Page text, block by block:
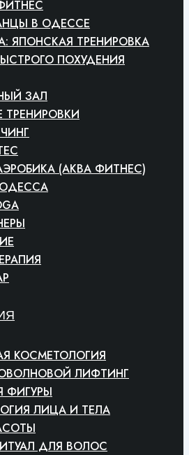
В ОДЕССЕ
ЯПОНСКАЯ ТРЕНИРОВКА
ПОХУДЕНИЯ
ЗАЛ
ТРЕНИРОВКИ
(АКВА ФИТНЕС)
КОСМЕТОЛОГИЯ
ЛИФТИНГ
ФИГУРЫ
ЛИЦА И ТЕЛА
ДЛЯ ВОЛОС